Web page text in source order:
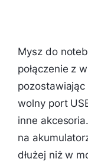
Mysz do
połączenie z
wolny port
inne
na
dłużej niż w